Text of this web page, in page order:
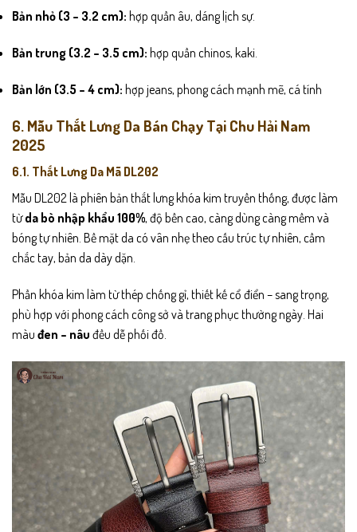
Bản nhỏ (3 – 3.2 cm): hợp quần âu, dáng lịch sự.
Bản trung (3.2 – 3.5 cm): hợp quần chinos, kaki.
Bản lớn (3.5 – 4 cm): hợp jeans, phong cách mạnh mẽ, cá tính
6. Mẫu Thắt Lưng Da Bán Chạy Tại Chu Hải Nam
2025
6.1. Thắt Lưng Da Mã DL202
Mẫu DL202 là phiên bản thắt lưng khóa kim truyền thống, được làm
từda bò nhập khẩu 100%, độ bền cao, càng dùng càng mềm và
bóng tự nhiên. Bề mặt da có vân nhẹ theo cấu trúc tự nhiên, cầm
chắc tay, bản da dày dặn.
Phần khóa kim làm từ thép chống gỉ, thiết kế cổ điển – sang trọng,
phù hợp với phong cách công sở và trang phục thường ngày. Hai
màu đen – nâu đều dễ phối đồ.